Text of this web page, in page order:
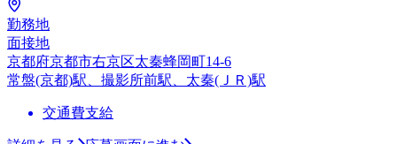
勤務地
面接地
京都府京都市右京区太秦蜂岡町14-6
常盤(京都)駅、撮影所前駅、太秦(ＪＲ)駅
交通費支給